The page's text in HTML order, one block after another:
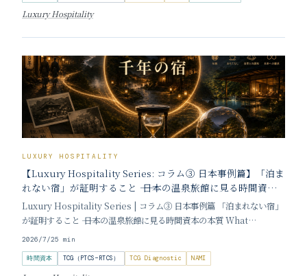
Luxury Hospitality
LUXURY HOSPITALITY
【Luxury Hospitality Series: コラム③ 日本事例篇】「泊ま
れない宿」が証明すること ―― 日本の温泉旅館に見る時間資本
の本質
Luxury Hospitality Series | コラム③ 日本事例篇 「泊まれない宿」
が証明すること ―― 日本の温泉旅館に見る時間資本の本質 What
'Impossible to Book' Inns Prove About Time Capital 執筆：加
登吉邦 一泊の予約のために、
2026/7/25 min
時間資本 TCG（PTCS−RTCS） TCG Diagnostic NAMI